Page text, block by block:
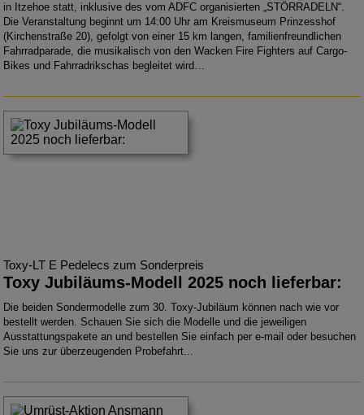
in Itzehoe statt, inklusive des vomADFC organisierten „STÖRRADELN“.
Die Veranstaltung beginnt um 14:00 Uhr am Kreismuseum Prinzesshof
(Kirchenstraße 20), gefolgt von einer 15 km langen, familienfreundlichen
Fahrradparade, die musikalisch von den Wacken Fire Fighters auf Cargo-
Bikes und Fahrradrikschas begleitet wird…
Toxy-LT E Pedelecs zum Sonderpreis
Toxy Jubiläums-Modell 2025 noch lieferbar:
Die beiden Sondermodelle zum 30. Toxy-Jubiläum können nach wie vor
bestellt werden. Schauen Sie sich die Modelle und die jeweiligen
Ausstattungspakete an und bestellen Sie einfach per e-mail oder besuchen
Sie uns zur überzeugenden Probefahrt...